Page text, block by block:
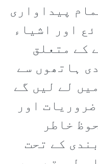
پیداواری
اور اشیاء
کے متعلق
ہاتھوں سے
لے لیں گے
اور
خاطر
کے تحت